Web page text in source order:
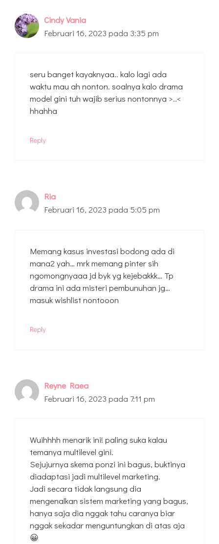
Cindy Vania
Februari 16, 2023 pada 3:35 pm
seru banget kayaknyaa.. kalo lagi ada
waktu mau ah nonton. soalnya kalo drama
model gini tuh wajib serius nontonnya >..<
hhahha
Reply
Ria
Februari 16, 2023 pada 5:05 pm
Memang kasus investasi bodong ada di
mana2 yah… mrk memang pinter sih
ngomongnyaaa jd byk yg kejebakkk… Tp
drama ini ada misteri pembunuhan jg…
masuk wishlist nontooon
Reply
Reyne Raea
Februari 16, 2023 pada 7:11 pm
Wuihhhh menarik ini! paling suka kalau
temanya multilevel gini.
Sejujurnya skema ponzi ini bagus, buktinya
diadaptasi jadi multilevel marketing.
Jadi secara tidak langsung dia
mengenalkan sistem marketing yang bagus,
hanya saja dia nggak tahu caranya biar
nggak sekadar menguntungkan di atas aja
😀